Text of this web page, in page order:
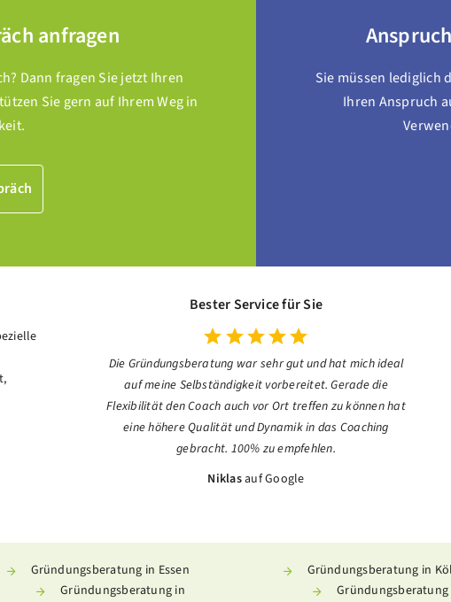
anfragen
Dann fragen Sie jetzt Ihren
Sie gern auf Ihrem Weg in
Sie müssen lediglich
Ihren Anspruch
Bester Service für Sie
Die Gründungsberatung war sehr gut und hat mich ideal
auf meine Selbständigkeit vorbereitet. Gerade die
Flexibilität den Coach auch vor Ort treffen zu können hat
eine höhere Qualität und Dynamik in das Coaching
gebracht. 100% zu empfehlen.
Niklasauf Google
Gründungsberatung in Essen
Gründungsberatung in
Gründungsberatung in